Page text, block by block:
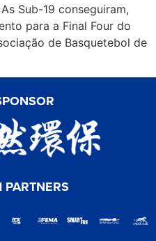
Sub-19 conseguiram,
para a Final Four do
de Basquetebol de
PARTNERS